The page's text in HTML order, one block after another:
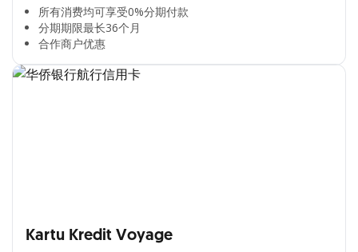
所有消费均可享受0%分期付款​
分期期限最长36个月​
合作商户优惠​
Kartu Kredit Voyage